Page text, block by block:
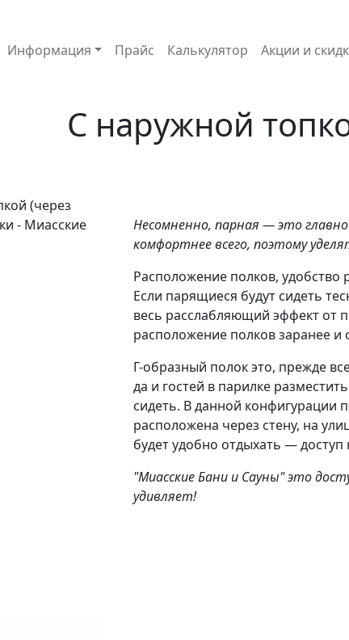
навигация
Информация Прайс Калькулятор Акции и
С наружной
Несомненно, парная — это
комфортнее всего, поэтому
Расположение полков,
Если парящиеся будут сидеть
весь расслабляющий эффект от
расположение полков заранее и
Г-образный полок это, прежде
да и гостей в парилке
сидеть. В данной конфигурации
расположена через стену, на
будет удобно отдыхать —
"Миасские Бани и Сауны" это
удивляет!